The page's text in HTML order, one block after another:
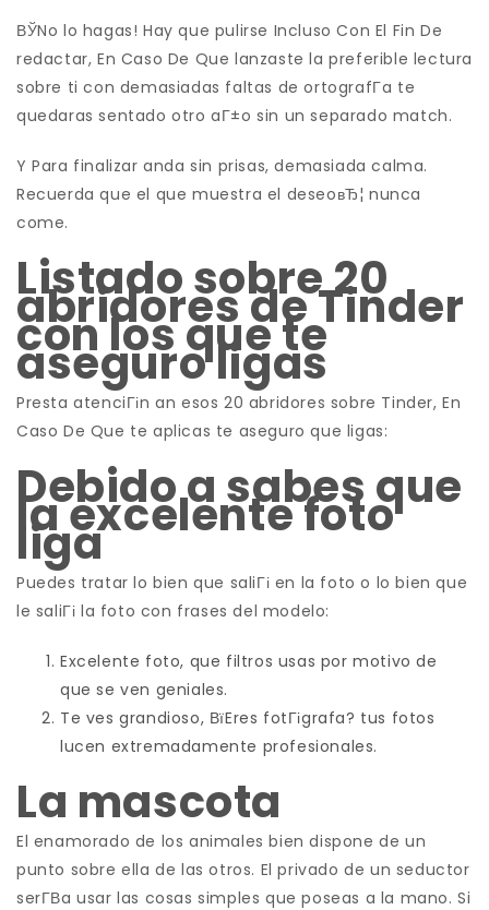
ВЎNo lo hagas! Hay que pulirse Incluso Con El Fin De
redactar, En Caso De Que lanzaste la preferible lectura
sobre ti con demasiadas faltas de ortografГ­a te
quedaras sentado otro aГ±o sin un separado match.
Y Para finalizar anda sin prisas, demasiada calma.
Recuerda que el que muestra el deseoвЂ¦ nunca
come.
Listado sobre 20
abridores de Tinder
con los que te
aseguro ligas
Presta atenciГіn an esos 20 abridores sobre Tinder, En
Caso De Que te aplicas te aseguro que ligas:
Debido a sabes que
la excelente foto
liga
Puedes tratar lo bien que saliГі en la foto o lo bien que
le saliГі la foto con frases del modelo:
Excelente foto, que filtros usas por motivo de
que se ven geniales.
Te ves grandioso, ВїEres fotГіgrafa? tus fotos
lucen extremadamente profesionales.
La mascota
El enamorado de los animales bien dispone de un
punto sobre ella de las otros. El privado de un seductor
serГ­В­a usar las cosas simples que poseas a la mano. Si